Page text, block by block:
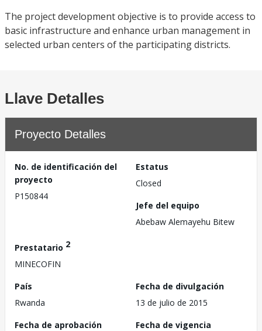
The project development objective is to provide access to
basic infrastructure and enhance urban management in
selected urban centers of the participating districts.
Llave Detalles
Proyecto Detalles
No. de identificación del
proyecto
P150844
Estatus
Closed
Jefe del equipo
Abebaw Alemayehu Bitew
Prestatario 2
MINECOFIN
País
Rwanda
Fecha de divulgación
13 de julio de 2015
Fecha de aprobación
Fecha de vigencia